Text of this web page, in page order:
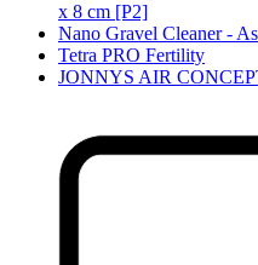
x 8 cm [P2]
Nano Gravel Cleaner -
Tetra PRO Fertility
JONNYS AIR